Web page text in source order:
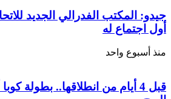
جيدو: المكتب الفدرالي الجديد
أول اجتماع له
منذ أسبوع واحد
قبل 4 أيام من انطلاقها.. بطولة